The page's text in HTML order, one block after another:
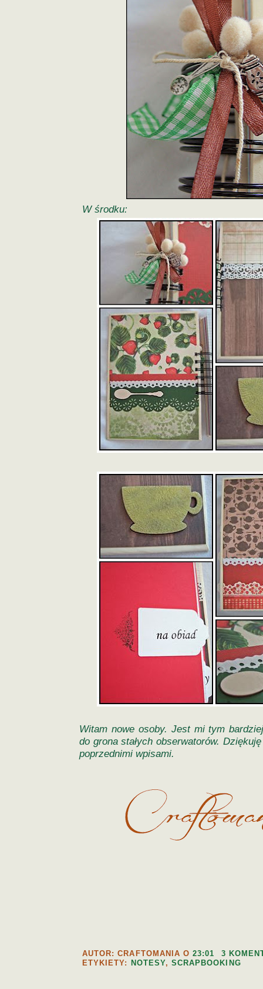
W środku:
Witam nowe osoby. Jest mi tym bardziej
do grona stałych obserwatorów.
poprzednimi wpisami.
AUTOR: CRAFTOMANIAO23:01
3
ETYKIETY:
NOTESY, SCRAPBOOKING